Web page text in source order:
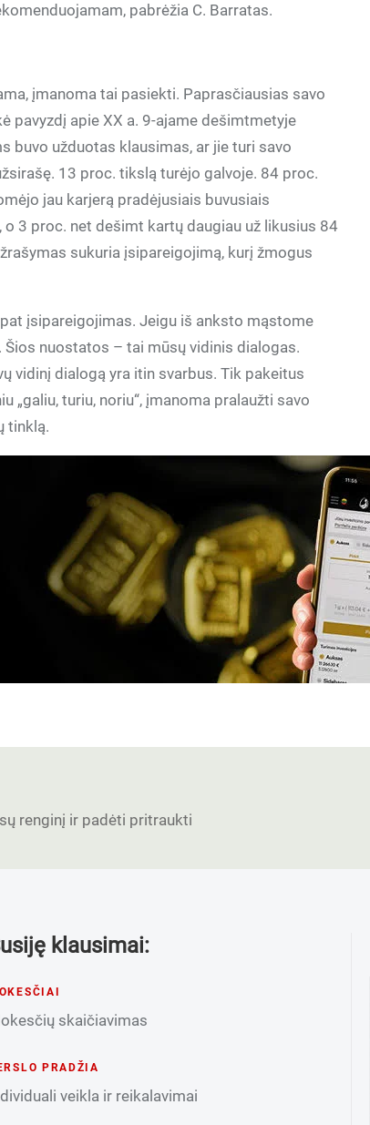
pabrėžia C. Barratas.
įmanoma tai pasiekti. Paprasčiausias savo
pavyzdį apie XX a. 9-ajame dešimtmetyje
buvo užduotas klausimas, ar jie turi savo
13 proc. tikslą turėjo galvoje. 84 proc.
jau karjerą pradėjusiais buvusiais
3 proc. net dešimt kartų daugiau už likusius 84
sukuria įsipareigojimą, kurį žmogus
įsipareigojimas. Jeigu iš anksto mąstome
nuostatos – tai mūsų vidinis dialogas.
vidinį dialogą yra itin svarbus. Tik pakeitus
„galiu, turiu, noriu“, įmanoma pralaužti savo
tinklą.
renginį ir padėti pritraukti
klausimai:
skaičiavimas
PRADŽIA
veikla ir reikalavimai